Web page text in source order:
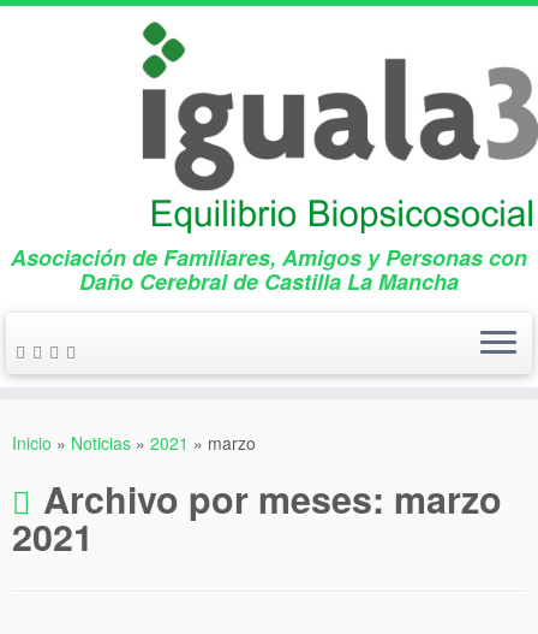
Asociación de Familiares, Amigos y Personas con
Daño Cerebral de Castilla La Mancha
Inicio » Noticias » 2021 » marzo
Archivo por meses: marzo
2021